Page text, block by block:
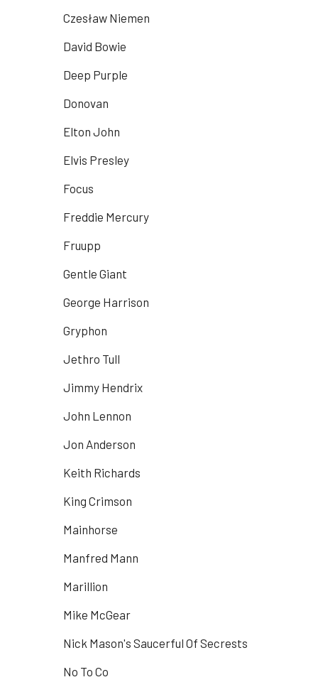
Czesław Niemen
David Bowie
Deep Purple
Donovan
Elton John
Elvis Presley
Focus
Freddie Mercury
Fruupp
Gentle Giant
George Harrison
Gryphon
Jethro Tull
Jimmy Hendrix
John Lennon
Jon Anderson
Keith Richards
King Crimson
Mainhorse
Manfred Mann
Marillion
Mike McGear
Nick Mason's Saucerful Of Secrests
No To Co